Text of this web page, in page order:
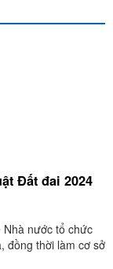
Đất đai 2024
Nhà nước tổ chức
đồng thời làm cơ sở